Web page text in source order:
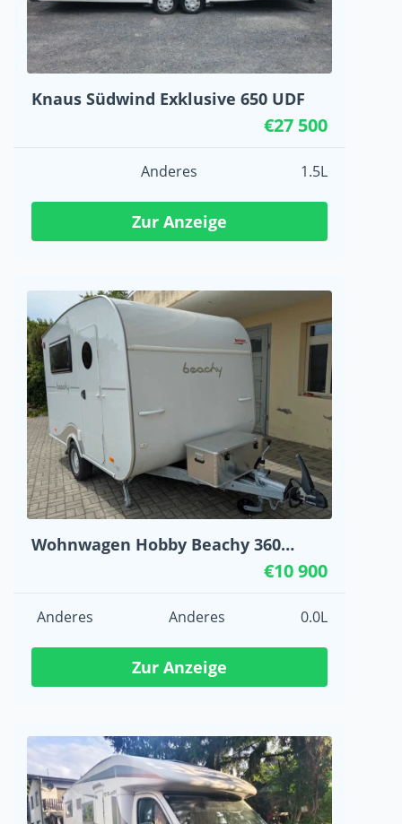
Knaus Südwind Exklusive 650 UDF
€27 500
Anderes 1.5L
Zur Anzeige
Wohnwagen Hobby Beachy 360
€10 900
Anderes Anderes 0.0L
Zur Anzeige